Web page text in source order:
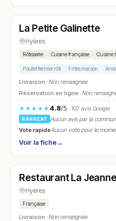
N° 14
La Petite Galinette
Hyères
Rôtisserie Cuisine française Cuisine
Poulet fermier rôti Frites maison
Livraison :Non renseignée
Réservation en ligne :Non
★★★★★4.8/5· 107 avis Google
RANKEAT
Aucun avis par la
Vote rapideAucun vote pour le
Voir la fiche→
N° 15
Restaurant La
Hyères
Française
Livraison :Non renseignée